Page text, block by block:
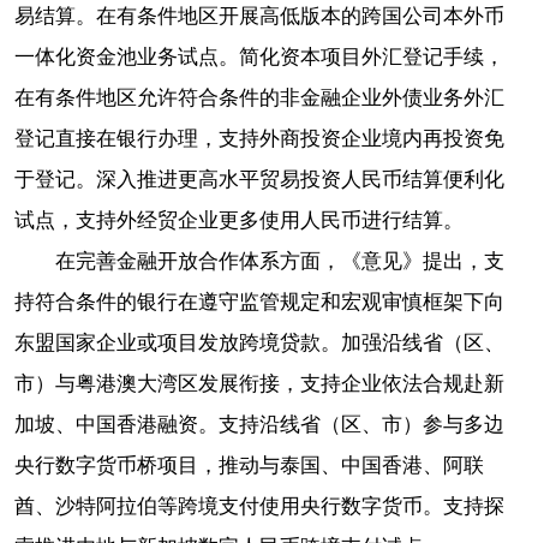
易结算。在有条件地区开展高低版本的跨国公司本外币
一体化资金池业务试点。简化资本项目外汇登记手续，
在有条件地区允许符合条件的非金融企业外债业务外汇
登记直接在银行办理，支持外商投资企业境内再投资免
于登记。深入推进更高水平贸易投资人民币结算便利化
试点，支持外经贸企业更多使用人民币进行结算。
在完善金融开放合作体系方面，《意见》提出，支
持符合条件的银行在遵守监管规定和宏观审慎框架下向
东盟国家企业或项目发放跨境贷款。加强沿线省（区、
市）与粤港澳大湾区发展衔接，支持企业依法合规赴新
加坡、中国香港融资。支持沿线省（区、市）参与多边
央行数字货币桥项目，推动与泰国、中国香港、阿联
酋、沙特阿拉伯等跨境支付使用央行数字货币。支持探